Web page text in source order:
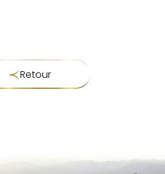
Retour